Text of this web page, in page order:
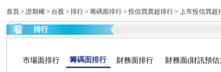
首頁 > 證期權 > 台股 > 排行 > 籌碼面排行 > 投信買賣超排行 > 上市投信買超
排行
市場面排行 籌碼面排行 財務面排行 財務面(財訊預估